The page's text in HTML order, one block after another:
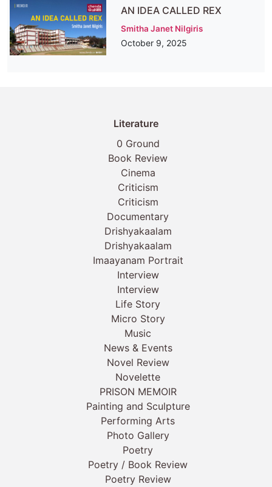
AN IDEA CALLED REX
Smitha Janet Nilgiris
October 9, 2025
Literature
0 Ground
Book Review
Cinema
Criticism
Criticism
Documentary
Drishyakaalam
Drishyakaalam
Imaayanam Portrait
Interview
Interview
Life Story
Micro Story
Music
News & Events
Novel Review
Novelette
PRISON MEMOIR
Painting and Sculpture
Performing Arts
Photo Gallery
Poetry
Poetry / Book Review
Poetry Review